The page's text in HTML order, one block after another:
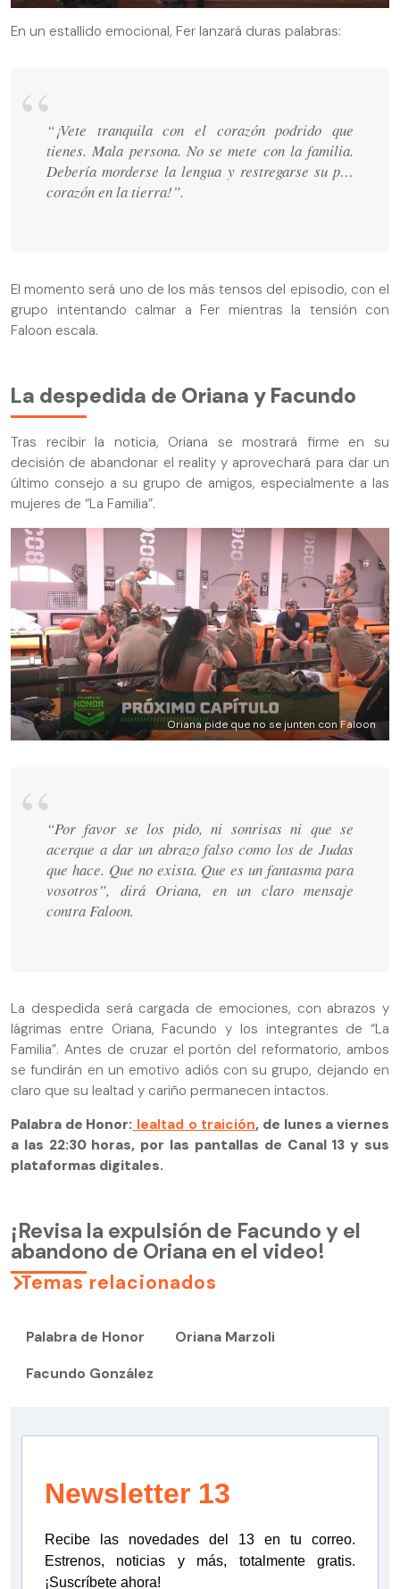
En un estallido emocional, Fer lanzará duras palabras:
“¡Vete tranquila con el corazón podrido que
tienes. Mala persona. No se mete con la familia.
Debería morderse la lengua y restregarse su p…
corazón en la tierra!”.
El momento será uno de los más tensos del episodio, con el
grupo intentando calmar a Fer mientras la tensión con
Faloon escala.
La despedida de Oriana y Facundo
Tras recibir la noticia, Oriana se mostrará firme en su
decisión de abandonar el reality y aprovechará para dar un
último consejo a su grupo de amigos, especialmente a las
mujeres de “La Familia”.
Oriana pide que no se junten con Faloon
“Por favor se los pido, ni sonrisas ni que se
acerque a dar un abrazo falso como los de Judas
que hace. Que no exista. Que es un fantasma para
vosotros”, dirá Oriana, en un claro mensaje
contra Faloon.
La despedida será cargada de emociones, con abrazos y
lágrimas entre Oriana, Facundo y los integrantes de “La
Familia”. Antes de cruzar el portón del reformatorio, ambos
se fundirán en un emotivo adiós con su grupo, dejando en
claro que su lealtad y cariño permanecen intactos.
Palabra de Honor: lealtad o traición, de lunes a viernes
a las 22:30 horas, por las pantallas de Canal 13 y sus
plataformas digitales.
¡Revisa la expulsión de Facundo y el
abandono de Oriana en el video!
Temas relacionados
Palabra de Honor Oriana Marzoli
Facundo González
Newsletter 13
Recibe las novedades del 13 en tu correo.
Estrenos, noticias y más, totalmente gratis.
¡Suscríbete ahora!